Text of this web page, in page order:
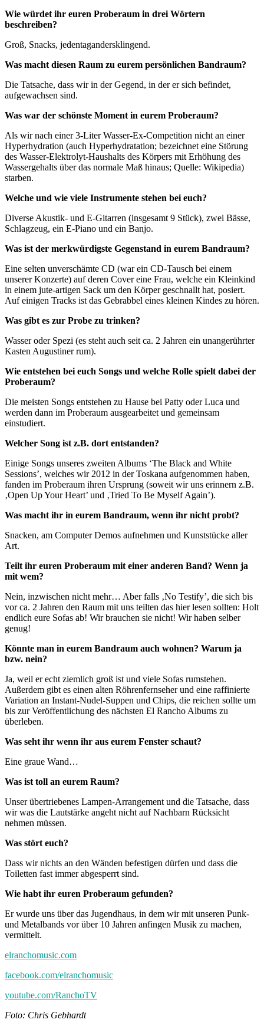
Wie würdet ihr euren Proberaum in drei Wörtern
beschreiben?
Groß, Snacks, jedentagandersklingend.
Was macht diesen Raum zu eurem persönlichen Bandraum?
Die Tatsache, dass wir in der Gegend, in der er sich befindet,
aufgewachsen sind.
Was war der schönste Moment in eurem Proberaum?
Als wir nach einer 3-Liter Wasser-Ex-Competition nicht an einer
Hyperhydration (auch Hyperhydratation; bezeichnet eine Störung
des Wasser-Elektrolyt-Haushalts des Körpers mit Erhöhung des
Wassergehalts über das normale Maß hinaus; Quelle: Wikipedia)
starben.
Welche und wie viele Instrumente stehen bei euch?
Diverse Akustik- und E-Gitarren (insgesamt 9 Stück), zwei Bässe,
Schlagzeug, ein E-Piano und ein Banjo.
Was ist der merkwürdigste Gegenstand in eurem Bandraum?
Eine selten unverschämte CD (war ein CD-Tausch bei einem
unserer Konzerte) auf deren Cover eine Frau, welche ein Kleinkind
in einem jute-artigen Sack um den Körper geschnallt hat, posiert.
Auf einigen Tracks ist das Gebrabbel eines kleinen Kindes zu hören.
Was gibt es zur Probe zu trinken?
Wasser oder Spezi (es steht auch seit ca. 2 Jahren ein unangerührter
Kasten Augustiner rum).
Wie entstehen bei euch Songs und welche Rolle spielt dabei der
Proberaum?
Die meisten Songs entstehen zu Hause bei Patty oder Luca und
werden dann im Proberaum ausgearbeitet und gemeinsam
einstudiert.
Welcher Song ist z.B. dort entstanden?
Einige Songs unseres zweiten Albums ‘The Black and White
Sessions’, welches wir 2012 in der Toskana aufgenommen haben,
fanden im Proberaum ihren Ursprung (soweit wir uns erinnern z.B.
‚Open Up Your Heart’ und ‚Tried To Be Myself Again’).
Was macht ihr in eurem Bandraum, wenn ihr nicht probt?
Snacken, am Computer Demos aufnehmen und Kunststücke aller
Art.
Teilt ihr euren Proberaum mit einer anderen Band? Wenn ja
mit wem?
Nein, inzwischen nicht mehr… Aber falls ‚No Testify’, die sich bis
vor ca. 2 Jahren den Raum mit uns teilten das hier lesen sollten: Holt
endlich eure Sofas ab! Wir brauchen sie nicht! Wir haben selber
genug!
Könnte man in eurem Bandraum auch wohnen? Warum ja
bzw. nein?
Ja, weil er echt ziemlich groß ist und viele Sofas rumstehen.
Außerdem gibt es einen alten Röhrenfernseher und eine raffinierte
Variation an Instant-Nudel-Suppen und Chips, die reichen sollte um
bis zur Veröffentlichung des nächsten El Rancho Albums zu
überleben.
Was seht ihr wenn ihr aus eurem Fenster schaut?
Eine graue Wand…
Was ist toll an eurem Raum?
Unser übertriebenes Lampen-Arrangement und die Tatsache, dass
wir was die Lautstärke angeht nicht auf Nachbarn Rücksicht
nehmen müssen.
Was stört euch?
Dass wir nichts an den Wänden befestigen dürfen und dass die
Toiletten fast immer abgesperrt sind.
Wie habt ihr euren Proberaum gefunden?
Er wurde uns über das Jugendhaus, in dem wir mit unseren Punk-
und Metalbands vor über 10 Jahren anfingen Musik zu machen,
vermittelt.
elranchomusic.com
facebook.com/elranchomusic
youtube.com/RanchoTV
Foto: Chris Gebhardt